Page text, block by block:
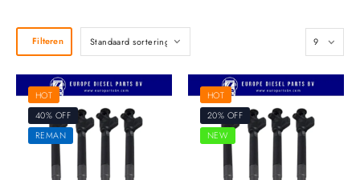
Filteren
HOT
40% OFF
REMAN
HOT
20% OFF
NEW